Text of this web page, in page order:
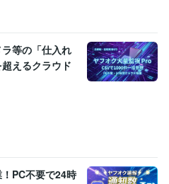
ラ等の「仕入れ
えるクラウド
PC不要で24時